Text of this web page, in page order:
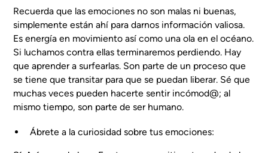
Recuerda que las emociones no son malas ni buenas,
simplemente están ahí para darnos información valiosa.
Es energía en movimiento así como una ola en el océano.
Si luchamos contra ellas terminaremos perdiendo. Hay
que aprender a surfearlas. Son parte de un proceso que
se tiene que transitar para que se puedan liberar. Sé que
muchas veces pueden hacerte sentir incómod@; al
mismo tiempo, son parte de ser humano.
Ábrete a la curiosidad sobre tus emociones: